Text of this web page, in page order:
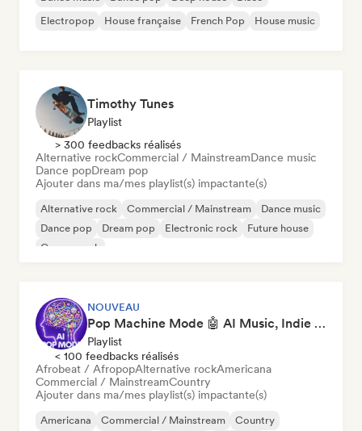
Electropop
House française French Pop House music
Timothy Tunes
Playlist
> 300 feedbacks réalisés
Alternative rockCommercial / MainstreamDance music
Dance popDream pop
Ajouter dans ma/mes playlist(s) impactante(s)
Alternative rock Commercial / Mainstream
Dance music
Dance pop
Dream pop Electronic rock
Future house
Garage rock
NOUVEAU
Pop Machine Mode 🤖 AI Music, Indie Pop & Dream Pop
Playlist
< 100 feedbacks réalisés
Afrobeat / AfropopAlternative rockAmericana
Commercial / MainstreamCountry
Ajouter dans ma/mes playlist(s) impactante(s)
Americana Commercial / Mainstream Country